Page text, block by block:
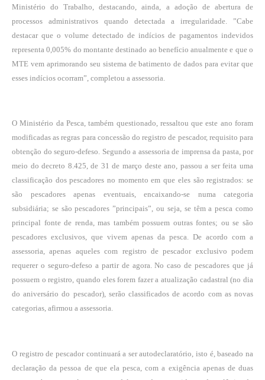
Ministério do Trabalho, destacando, ainda, a adoção de abertura de
processos administrativos quando detectada a irregularidade. ”Cabe
destacar que o volume detectado de indícios de pagamentos indevidos
representa 0,005% do montante destinado ao benefício anualmente e que o
MTE vem aprimorando seu sistema de batimento de dados para evitar que
esses indícios ocorram”, completou a assessoria.
O Ministério da Pesca, também questionado, ressaltou que este ano foram
modificadas as regras para concessão do registro de pescador, requisito para
obtenção do seguro-defeso. Segundo a assessoria de imprensa da pasta, por
meio do decreto 8.425, de 31 de março deste ano, passou a ser feita uma
classificação dos pescadores no momento em que eles são registrados: se
são pescadores apenas eventuais, encaixando-se numa categoria
subsidiária; se são pescadores ”principais”, ou seja, se têm a pesca como
principal fonte de renda, mas também possuem outras fontes; ou se são
pescadores exclusivos, que vivem apenas da pesca. De acordo com a
assessoria, apenas aqueles com registro de pescador exclusivo podem
requerer o seguro-defeso a partir de agora. No caso de pescadores que já
possuem o registro, quando eles forem fazer a atualização cadastral (no dia
do aniversário do pescador), serão classificados de acordo com as novas
categorias, afirmou a assessoria.
O registro de pescador continuará a ser autodeclaratório, isto é, baseado na
declaração da pessoa de que ela pesca, com a exigência apenas de duas